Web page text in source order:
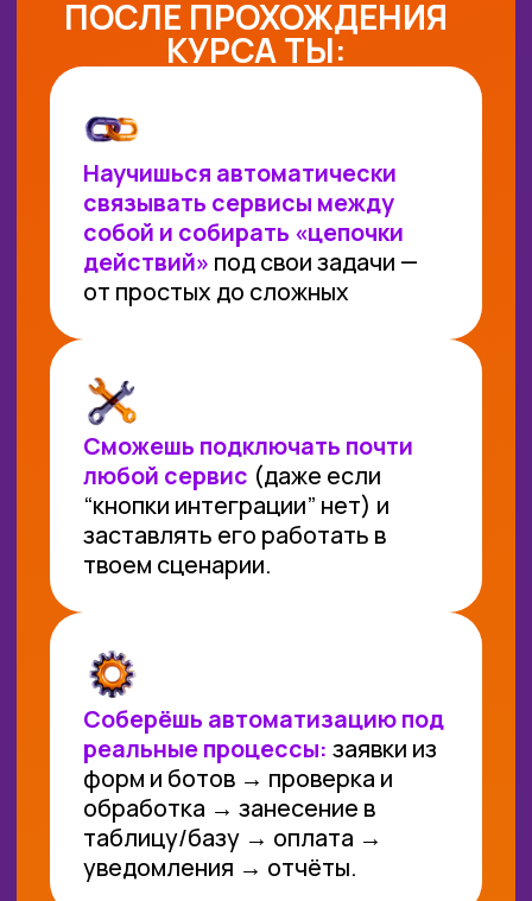
▸ +2 месяца поддержки (всего 3,5 месяца)
▸ 3 личные консультации с куратором
▸ Доступ к ChatGPT через чат-бот Телеграм
▸ Шаблоны портфолио, договоров и ТЗ для
оказания услуг
обучения (обычная стоимость — 11 700 р.)
ВИП
200 000 ₽99 900 ₽
4 163 ₽ в месяц при
рассрочке на 24 месяца
ОСТАВИТЬ ЗАЯВКУ
Все, что входит в тариф БИЗНЕС + Модуль 5
«6-месячный трек сопровождения»
А также:
▸ 12 месяцев к обучающей платформе
▸ +1,5 месяца поддержки (всего 5 месяцев+6
месяцев окупаемости) — Всего: 11 месяцев
▸ 6 личных консультаций с куратором
▸ 12 месяцев Нейроклуба после окончания
обучения (обычная стоимость — 29 900 р.)
🔥 Гарантия окупаемости (мы вернем вам
деньги по договору, если через 6 месяцев
после завершения курса вы не окупите
обучение)
🔥Персональный ВИП-менеджер*
🔥Индивидуальная сессия с карьерным
консультантом
▸ Персональная работа по выходу
на окупаемость, включая:
🔥 выдачу 5 платных проверенных нами
заказов (Итоговое количество будет
зависеть от стоимости каждого заказа.
Выдавать будем, пока вы не окупите
обучение)
🔥 безопасную сделку при выполнении взятых
в работу заказов
🔥 Предоставление консультационной
поддержки при выполнении заказа